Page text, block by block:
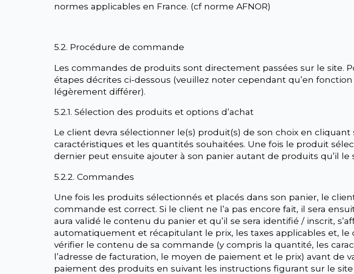
normes applicables en France. (cf norme AFNOR)
5.2. Procédure de commande
Les commandes de produits sont directement passées sur le site.
étapes décrites ci-dessous (veuillez noter cependant qu’en
légèrement différer).
5.2.1. Sélection des produits et options d’achat
Le client devra sélectionner le(s) produit(s) de son choix en
caractéristiques et les quantités souhaitées. Une fois le produit
dernier peut ensuite ajouter à son panier autant de produits qu’il le
5.2.2. Commandes
Une fois les produits sélectionnés et placés dans son panier, le
commande est correct. Si le client ne l’a pas encore fait, il sera
aura validé le contenu du panier et qu’il se sera identifié / inscrit,
automatiquement et récapitulant le prix, les taxes applicables et, le
vérifier le contenu de sa commande (y compris la quantité, les
l’adresse de facturation, le moyen de paiement et le prix) avant de
paiement des produits en suivant les instructions figurant sur le